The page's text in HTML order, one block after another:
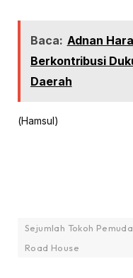
Baca: Adnan
Berkontribusi
Daerah
(Hamsul)
Sejumlah Tokoh
Road House